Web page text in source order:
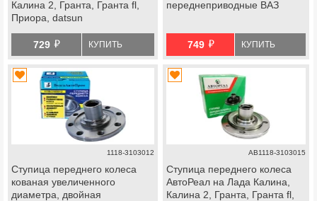
Калина 2, Гранта, Гранта fl,
Приора, datsun
729 й КУПИТЬ
переднеприводные ВАЗ
749 й КУПИТЬ
1118-3103012
Ступица переднего колеса
кованая увеличенного
диаметра, двойная
АВ1118-3103015
Ступица переднего колеса
АвтоРеал на Лада Калина,
Калина 2, Гранта, Гранта fl,